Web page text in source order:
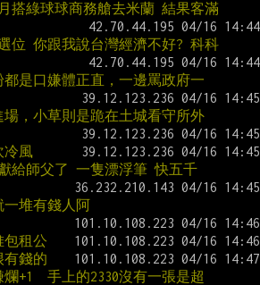
搭綠球球商務艙去米蘭 結果客滿
位 你跟我說台灣經濟不好? 科科
是口嫌體正直，一邊罵政府一
，小草則是跪在土城看守所外
風
給師父了 一隻漂浮筆 快五千
堆有錢人阿
租公
錢的
+1  手上的2330沒有一張是超